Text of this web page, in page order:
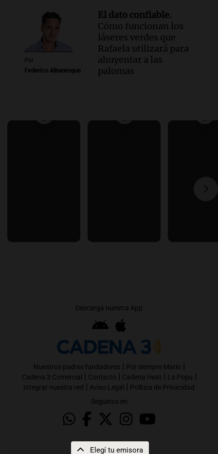
Elegí tu emisora
Por
Federico Albarenque
El dato confiable.
Cómo funcionan los
láseres verdes que
Rafaela utilizará para
ahuyentar a las
palomas
Descargá nuestra App
Nuestros padres fundadores | Por siempre Mario |
Cadena 3 Comercial | Contacto | Cadena Heat | La Popu |
Integrar nuestra red | Aviso Legal | Política de Privacidad
Seguinos en